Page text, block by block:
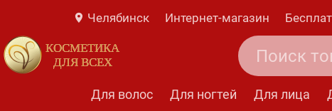
Челябинск Интернет-магазин
КОСМЕТИКА
ДЛЯ ВСЕХ
Для волос Для ногтей Для лица